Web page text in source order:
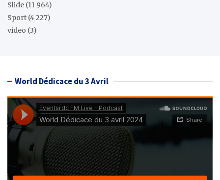
Slide (11 964)
Sport (4 227)
video (3)
World Dédicace du 3 Avril